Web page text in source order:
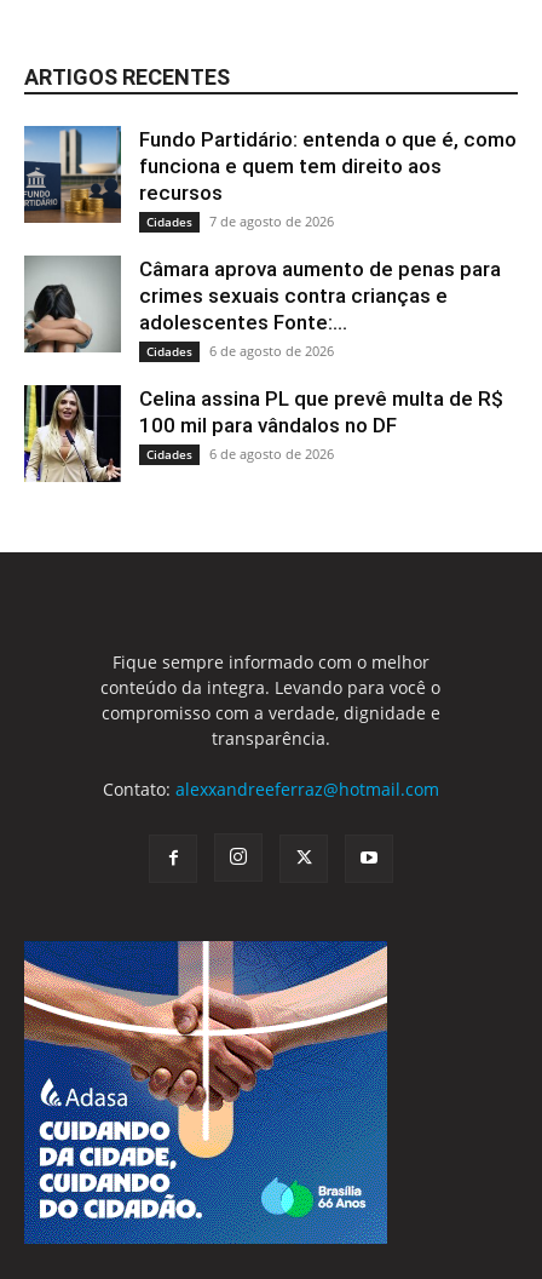
ARTIGOS RECENTES
Fundo Partidário: entenda o que é, como
funciona e quem tem direito aos
recursos
Cidades 7 de agosto de 2026
Câmara aprova aumento de penas para
crimes sexuais contra crianças e
adolescentes Fonte:...
Cidades 6 de agosto de 2026
Celina assina PL que prevê multa de R$
100 mil para vândalos no DF
Cidades 6 de agosto de 2026
Fique sempre informado com o melhor
conteúdo da integra. Levando para você o
compromisso com a verdade, dignidade e
transparência.
Contato: alexxandreeferraz@hotmail.com